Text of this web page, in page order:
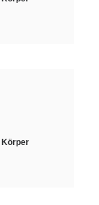
Körper